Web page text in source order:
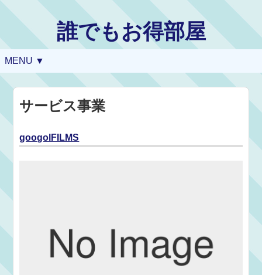
誰でもお得部屋
MENU ▼
サービス事業
googolFILMS